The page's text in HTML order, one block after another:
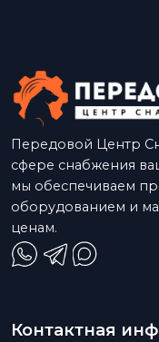
Передовой Центр
сфере снабжения
мы обеспечиваем
оборудованием и
ценам.
Контактная